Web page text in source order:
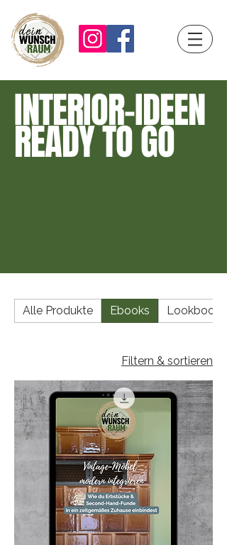
INTERIOR-IDEEN
READY TO GO
Alle Produkte Ebooks Lookbooks
Filtern & sortieren